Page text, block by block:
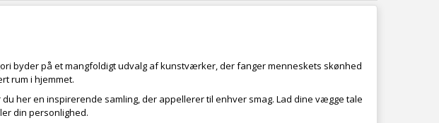
byder på et mangfoldigt udvalg af kunstværker, der fanger menneskets skønhed
rum i hjemmet.
her en inspirerende samling, der appellerer til enhver smag. Lad dine vægge tale
din personlighed.